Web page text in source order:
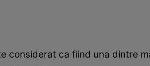
considerat ca fiind una dintre